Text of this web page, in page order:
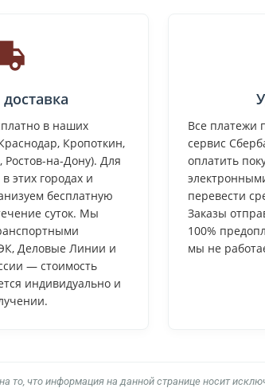
в наших
Кропоткин,
Ростов-на-Дону). Для
этих городах и
бесплатную
суток. Мы
Деловые Линии и
— стоимость
индивидуально и
Все платежи
сервис
оплатить
перевести
Заказы
100%
мы не
то, что информация на данной странице носит